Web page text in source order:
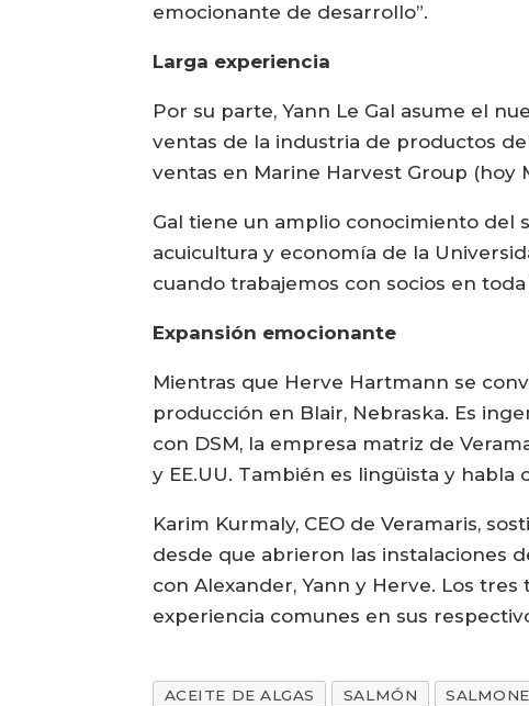
emocionante de desarrollo”.
Larga experiencia
Por su parte, Yann Le Gal asume el
ventas de la industria de productos
ventas en Marine Harvest Group (hoy
Gal tiene un amplio conocimiento del
acuicultura y economía de la
cuando trabajemos con socios en
Expansión emocionante
Mientras que Herve Hartmann se
producción en Blair, Nebraska. Es
con DSM, la empresa matriz de
y EE.UU. También es lingüista y habla
Karim Kurmaly, CEO de Veramaris,
desde que abrieron las instalaciones
con Alexander, Yann y Herve. Los
experiencia comunes en sus
ACEITE DE ALGAS SALMÓN